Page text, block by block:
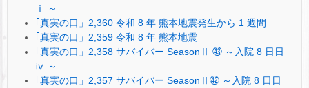
ⅰ ～
｢真実の口」2,360 令和 8 年 熊本地震発生から 1 週間
｢真実の口」2,359 令和 8 年 熊本地震
｢真実の口」2,358 サバイバー SeasonⅡ ㊸ ～入院 8 日日
ⅳ ～
｢真実の口」2,357 サバイバー SeasonⅡ㊷ ～入院 8 日日